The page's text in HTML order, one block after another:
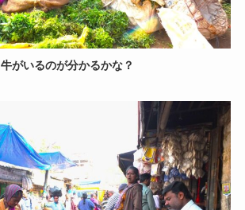
牛がいるのが分かるかな？